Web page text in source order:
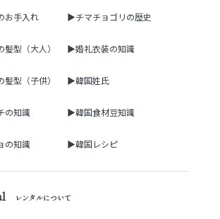
お手入れ ▶チマチョゴリの歴史
型（大人） ▶婚礼衣装の知識
型（子供） ▶韓国姓氏
の知識 ▶韓国食材豆知識
の知識 ▶韓国レシピ
レンタルについて